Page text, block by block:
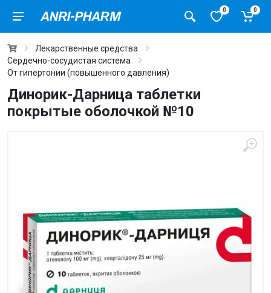
0 0
Лекарственные средства
Сердечно-сосудистая система
От гипертонии (повышенного давления)
Динорик-Дарница таблетки
покрытые оболочкой №10